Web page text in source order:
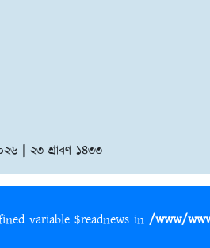
| ২৩ শ্রাবণ ১৪৩৩
variable $readnews in /www/